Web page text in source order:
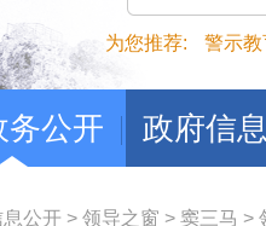
为您推荐: 警示教
务公开 政府信
公开 > 领导之窗 > 窦三马 >